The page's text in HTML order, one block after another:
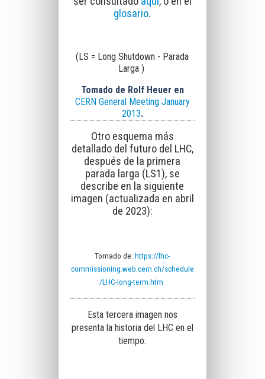
glosario.
(LS = Long Shutdown - Parada
Larga )
Tomado de Rolf Heuer en
CERN General Meeting January
2013.
Otro esquema más
detallado del futuro del LHC,
después de la primera
parada larga (LS1), se
describe en la siguiente
imagen (actualizada en abril
de 2023):
Tomado de: https://lhc-
commissioning.web.cern.ch/schedule
/LHC-long-term.htm
Esta tercera imagen nos
presenta la historia del LHC en el
tiempo: